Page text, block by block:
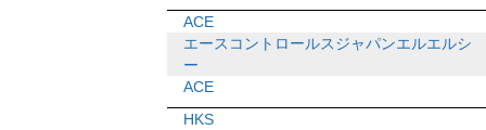
ACE
エースコントロールスジャパンエルエルシ
ー
ACE
HKS